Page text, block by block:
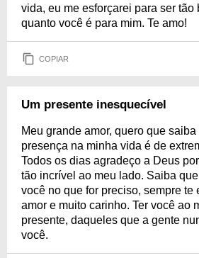
vida, eu me esforçarei para ser tão
quanto você é para mim. Te amo!
COPIAR
Um presente inesquecível
Meu grande amor, quero que
presença na minha vida é de
Todos os dias agradeço a Deus
tão incrível ao meu lado. Saiba
você no que for preciso, sempre te
amor e muito carinho. Ter você ao
presente, daqueles que a gente
você.